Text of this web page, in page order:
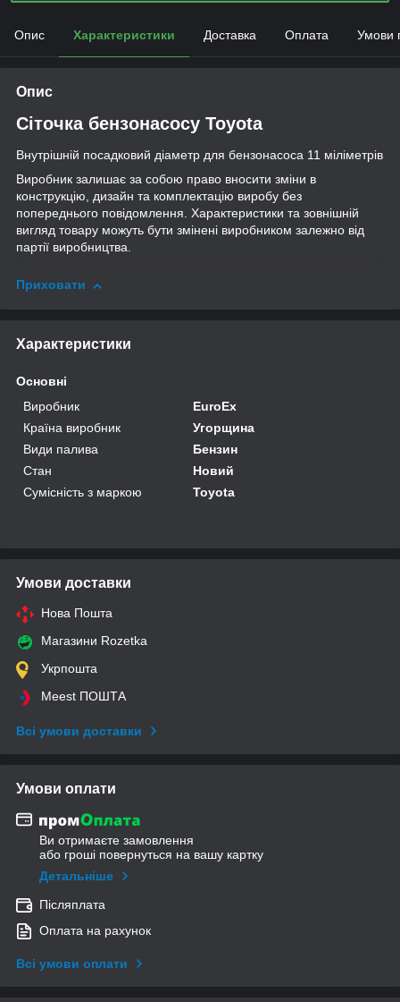
Опис Характеристики Доставка Оплата Умови
Опис
Сіточка бензонасосу Toyota
Внутрішній посадковий діаметр для бензонасоса 11 міліметрів
Виробник залишає за собою право вносити зміни в
конструкцію, дизайн та комплектацію виробу без
попереднього повідомлення. Характеристики та зовнішній
вигляд товару можуть бути змінені виробником залежно від
партії виробництва.
Приховати
Характеристики
Основні
Виробник
EuroEx
Країна виробник
Угорщина
Види палива
Бензин
Стан
Новий
Сумісність з маркою
Toyota
Умови доставки
Нова Пошта
Магазини Rozetka
Укрпошта
Meest ПОШТА
Всі умови доставки
Умови оплати
Ви отримаєте замовлення
або гроші повернуться на вашу картку
Детальніше
Післяплата
Оплата на рахунок
Всі умови оплати